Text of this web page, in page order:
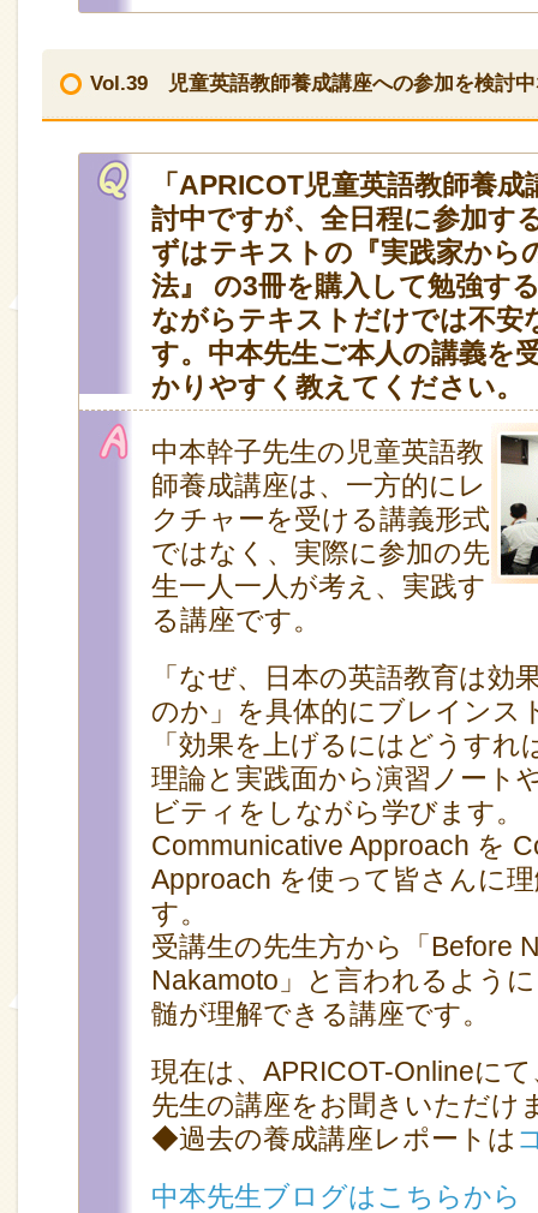
Vol.39 児童英語教師養成講座への参加を検討
「APRICOT児童英語教師養
討中ですが、全日程に参加す
ずはテキストの『実践家から
法』 の3冊を購入して勉強す
ながらテキストだけでは不安
す。中本先生ご本人の講義を
かりやすく教えてください。
中本幹子先生の児童英語教
師養成講座は、一方的にレ
クチャーを受ける講義形式
ではなく、実際に参加の先
生一人一人が考え、実践す
る講座です。
「なぜ、日本の英語教育は効
のか」を具体的にブレインス
「効果を上げるにはどうすれ
理論と実践面から演習ノート
ビティをしながら学びます。
Communicative Approach を
Approach を使って皆さんに
す。
受講生の先生方から「Before
Nakamoto」と言われるよう
髄が理解できる講座です。
現在は、APRICOT-Onlineに
先生の講座をお聞きいただけ
◆過去の養成講座レポートは
中本先生ブログはこちらから